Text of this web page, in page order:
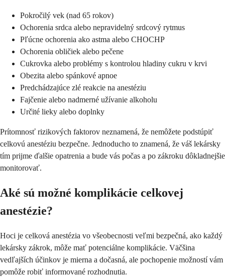
Pokročilý vek (nad 65 rokov)
Ochorenia srdca alebo nepravidelný srdcový rytmus
Pľúcne ochorenia ako astma alebo CHOCHP
Ochorenia obličiek alebo pečene
Cukrovka alebo problémy s kontrolou hladiny cukru v krvi
Obezita alebo spánkové apnoe
Predchádzajúce zlé reakcie na anestéziu
Fajčenie alebo nadmerné užívanie alkoholu
Určité lieky alebo doplnky
Prítomnosť rizikových faktorov neznamená, že nemôžete podstúpiť
celkovú anestéziu bezpečne. Jednoducho to znamená, že váš lekársky
tím prijme ďalšie opatrenia a bude vás počas a po zákroku dôkladnejšie
monitorovať.
Aké sú možné komplikácie celkovej
anestézie?
Hoci je celková anestézia vo všeobecnosti veľmi bezpečná, ako každý
lekársky zákrok, môže mať potenciálne komplikácie. Väčšina
vedľajších účinkov je mierna a dočasná, ale pochopenie možností vám
pomôže robiť informované rozhodnutia.